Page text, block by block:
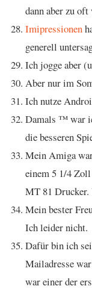
dann aber zu
Imipressionen
generell
Ich jogge aber
Aber nur im
Ich nutze
Damals ™ war
die besseren
Mein Amiga
einem 5 1/4
MT 81
Mein bester
Ich leider nicht.
Dafür bin ich
Mailadresse
war einer der